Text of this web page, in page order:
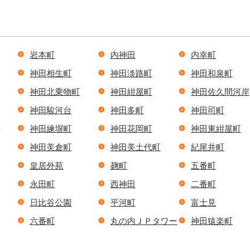
岩本町 内神田 内幸町
神田相生町 神田淡路町 神田和泉町
神田北乗物町 神田紺屋町 神田佐久間河岸
神田駿河台 神田多町 神田司町
神田練塀町 神田花岡町 神田東紺屋町
神田美倉町 神田美土代町 紀尾井町
皇居外苑 麹町 五番町
永田町 西神田 二番町
日比谷公園 平河町 富士見
六番町 丸の内ＪＰタワー 神田猿楽町